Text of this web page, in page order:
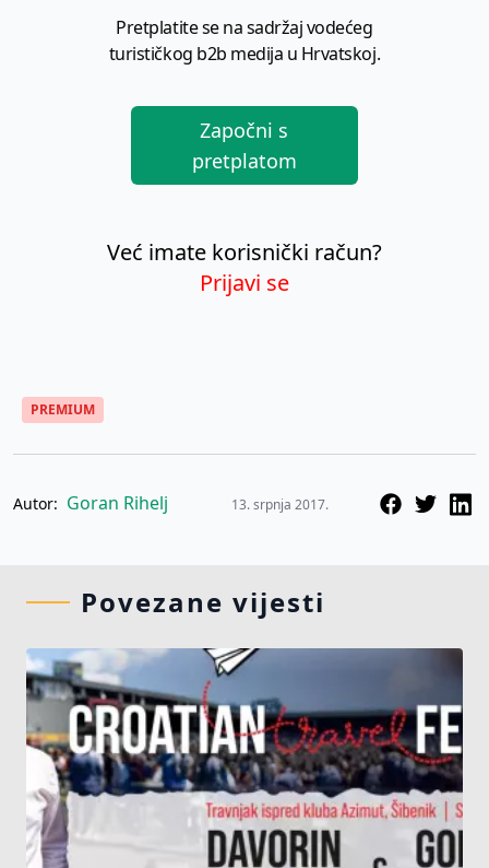
Pretplatite se na sadržaj vodećeg
turističkog b2b medija u Hrvatskoj.
Započni s
pretplatom
Već imate korisnički račun?
Prijavi se
PREMIUM
Autor: Goran Rihelj 13. srpnja 2017.
Povezane vijesti